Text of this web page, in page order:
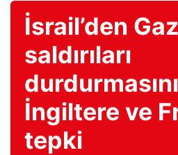
İsrail’den
saldırıları
İngiltere ve
tepki